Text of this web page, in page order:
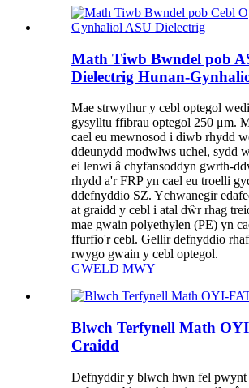
Math Tiwb Bwndel pob
Dielectrig Hunan-
Mae strwythur y cebl optegol
gysylltu ffibrau optegol 250 μm.
cael eu mewnosod i diwb rhydd
ddeunydd modwlws uchel, sydd
ei lenwi â chyfansoddyn gwrth-
rhydd a'r FRP yn cael eu troelli
ddefnyddio SZ. Ychwanegir
at graidd y cebl i atal dŵr rhag
mae gwain polyethylen (PE) yn
ffurfio'r cebl. Gellir defnyddio
rwygo gwain y cebl optegol.
GWELD MWY
Blwch Terfynell Math
Craidd
Defnyddir y blwch hwn fel pwynt